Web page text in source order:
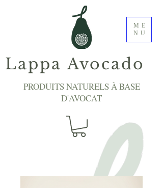
ME
NU
Lappa Avocado
PRODUITS NATURELS À BASE
D'AVOCAT